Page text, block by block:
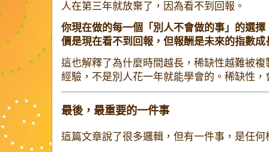
人在第三年就放棄了，因為看不到回報。
你現在做的每一個「別人不會做的事」的選
價是現在看不到回報，但報酬是未來的指數成
這也解釋了為什麼時間越長，稀缺性越難被
經驗，不是別人花一年就能學會的。稀缺性
最後，最重要的一件事
這篇文章說了很多邏輯，但有一件事，是任